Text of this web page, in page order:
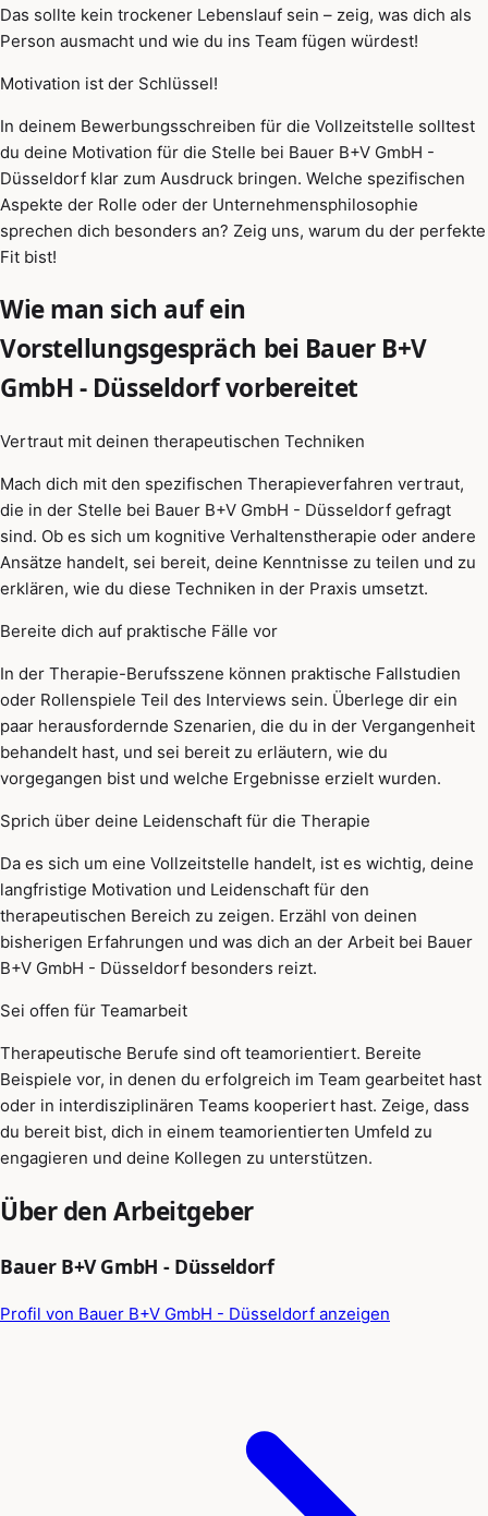
Das sollte kein trockener Lebenslauf sein – zeig, was dich als
Person ausmacht und wie du ins Team fügen würdest!
Motivation ist der Schlüssel!
In deinem Bewerbungsschreiben für die Vollzeitstelle solltest
du deine Motivation für die Stelle bei Bauer B+V GmbH -
Düsseldorf klar zum Ausdruck bringen. Welche spezifischen
Aspekte der Rolle oder der Unternehmensphilosophie
sprechen dich besonders an? Zeig uns, warum du der perfekte
Fit bist!
Wie man sich auf ein
Vorstellungsgespräch bei Bauer B+V
GmbH - Düsseldorf vorbereitet
Vertraut mit deinen therapeutischen Techniken
Mach dich mit den spezifischen Therapieverfahren vertraut,
die in der Stelle bei Bauer B+V GmbH - Düsseldorf gefragt
sind. Ob es sich um kognitive Verhaltenstherapie oder andere
Ansätze handelt, sei bereit, deine Kenntnisse zu teilen und zu
erklären, wie du diese Techniken in der Praxis umsetzt.
Bereite dich auf praktische Fälle vor
In der Therapie-Berufsszene können praktische Fallstudien
oder Rollenspiele Teil des Interviews sein. Überlege dir ein
paar herausfordernde Szenarien, die du in der Vergangenheit
behandelt hast, und sei bereit zu erläutern, wie du
vorgegangen bist und welche Ergebnisse erzielt wurden.
Sprich über deine Leidenschaft für die Therapie
Da es sich um eine Vollzeitstelle handelt, ist es wichtig, deine
langfristige Motivation und Leidenschaft für den
therapeutischen Bereich zu zeigen. Erzähl von deinen
bisherigen Erfahrungen und was dich an der Arbeit bei Bauer
B+V GmbH - Düsseldorf besonders reizt.
Sei offen für Teamarbeit
Therapeutische Berufe sind oft teamorientiert. Bereite
Beispiele vor, in denen du erfolgreich im Team gearbeitet hast
oder in interdisziplinären Teams kooperiert hast. Zeige, dass
du bereit bist, dich in einem teamorientierten Umfeld zu
engagieren und deine Kollegen zu unterstützen.
Über den Arbeitgeber
Bauer B+V GmbH - Düsseldorf
Profil von Bauer B+V GmbH - Düsseldorf anzeigen